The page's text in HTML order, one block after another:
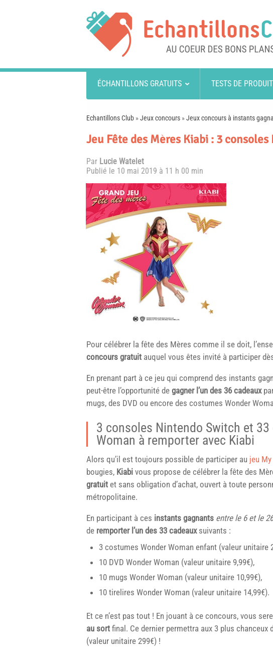
ÉCHANTILLONS GRATUITS TESTS DE
Echantillons Club »Jeux concours »Jeux concours à instants
Jeu Fête des Mères Kiabi : 3
Par Lucie Watelet
Publié le 10 mai 2019 à 11 h 00 min
Pour célébrer la fête des Mères comme il se doit,
concours gratuit auquel vous êtes invité à participer
En prenant part à ce jeu qui comprend des instants
peut-être l’opportunité de gagner l’un des 36 cadeaux
mugs, des DVD ou encore des costumes Wonder
3 consoles Nintendo Switch et 33
Woman à remporter avec Kiabi
Alors qu’il est toujours possible de participer au jeu
bougies, Kiabi vous propose de célébrer la fête des
gratuit et sans obligation d’achat, ouvert à toute
métropolitaine.
En participant à ces instants gagnants entre le 6 et le
de remporter l’un des 33 cadeauxsuivants :
3 costumes Wonder Woman enfant (valeur unitaire
10 DVD Wonder Woman (valeur unitaire 9,99€),
10 mugs Wonder Woman (valeur unitaire 10,99€),
10 tirelires Wonder Woman (valeur unitaire 14,99€).
Et ce n’est pas tout ! En jouant à ce concours, vous
au sort final. Ce dernier permettra aux 3 plus chanceux
(valeur unitaire 299€) !